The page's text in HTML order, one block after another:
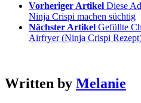
Vorheriger Artikel Diese
Ninja Crispi machen süchtig
Nächster Artikel Gefüllte
Airfryer (Ninja Crispi
Written by Melanie